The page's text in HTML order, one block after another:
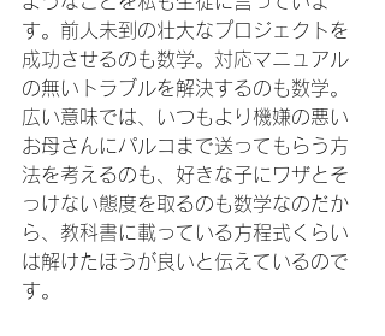
す。前人未到の壮大なプロジェクトを
成功させるのも数学。対応マニュアル
の無いトラブルを解決するのも数学。
広い意味では、いつもより機嫌の悪い
お母さんにパルコまで送ってもらう方
法を考えるのも、好きな子にワザとそ
っけない態度を取るのも数学なのだか
ら、教科書に載っている方程式くらい
は解けたほうが良いと伝えているので
す。